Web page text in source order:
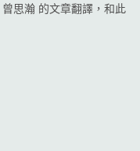
曾思瀚 的文章翻譯，和此